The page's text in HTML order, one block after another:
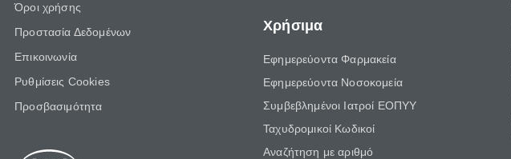
Όροι χρήσης
Προστασία Δεδομένων
Επικοινωνία
Ρυθμίσεις Cookies
Προσβασιμότητα
Χρήσιμα
Εφημερεύοντα Φαρμακεία
Εφημερεύοντα Νοσοκομεία
Συμβεβλημένοι Ιατροί ΕΟΠΥΥ
Ταχυδρομικοί Κωδικοί
Αναζήτηση με αριθμό